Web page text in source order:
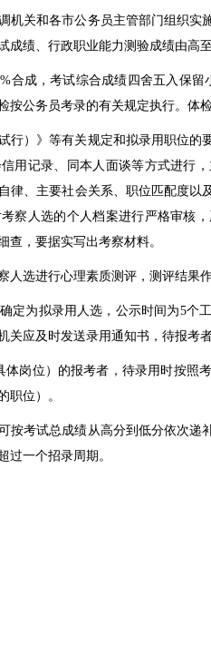
关和各市公务员主管部门组织实
绩、行政职业能力测验成绩由高至
合成，考试综合成绩四舍五入保留
按公务员考录的有关规定执行。体
）》等有关规定和拟录用职位的
用记录、同本人面谈等方式进行
律、主要社会关系、职位匹配度
察人选的个人档案进行严格审核
查，要据实写出考察材料。
选进行心理素质测评，测评结果作
为拟录用人选，公示时间为5个
关应及时发送录用通知书，待报考
体岗位）的报考者，待录用时按照
职位）。
考试总成绩从高分到低分依次递
过一个招录周期。